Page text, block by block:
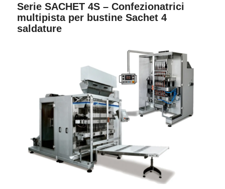
Serie SACHET 4S – Confezionatrici
multipista per bustine Sachet 4
saldature